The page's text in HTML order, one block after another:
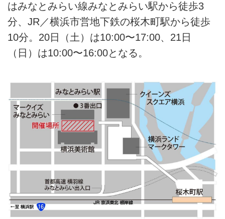
はみなとみらい線みなとみらい駅から徒歩3
分、JR／横浜市営地下鉄の桜木町駅から徒歩
10分。20日（土）は10:00〜17:00、21日
（日）は10:00〜16:00となる。